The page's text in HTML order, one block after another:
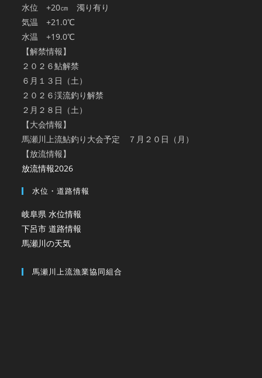
水位 +20㎝ 濁り有り
気温 +21.0℃
水温 +19.0℃
【解禁情報】
２０２６鮎解禁
６月１３日（土）
２０２６渓流釣り解禁
２月２８日（土）
【大会情報】
馬瀬川上流鮎釣り大会予定 ７月２０日（月）
【放流情報】
放流情報2026
水位・道路情報
岐阜県 水位情報
下呂市 道路情報
馬瀬川の天気
馬瀬川上流漁業協同組合